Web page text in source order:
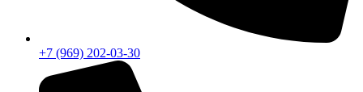
+7 (969) 202-03-30